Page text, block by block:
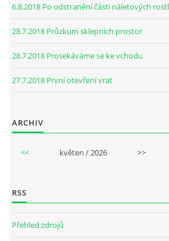
6.8.2018 Po odstranění části náletových
28.7.2018 Průzkum sklepních prostor
28.7.2018 Prosekáváme se ke vchodu
27.7.2018 První otevření vrat
ARCHIV
<< květen / 2026 >>
RSS
Přehled zdrojů